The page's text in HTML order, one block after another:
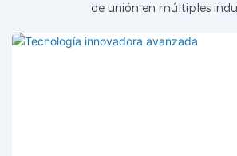
de unión en múltiples